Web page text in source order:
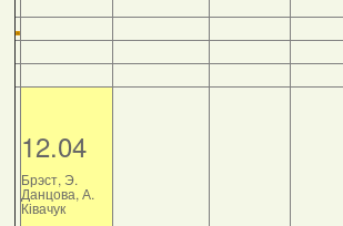
12.04
Брэст, Э.
Данцова, А.
Ківачук